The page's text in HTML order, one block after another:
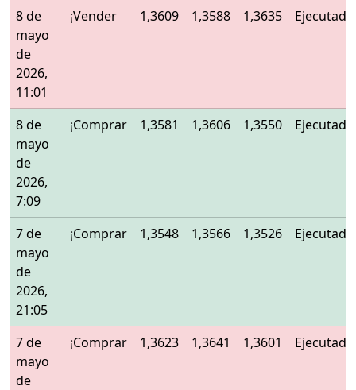
8 de
mayo
de
2026,
11:01
¡Vender 1,3609 1,3588 1,3635 Ejecutado
8 de
mayo
de
2026,
7:09
¡Comprar 1,3581 1,3606 1,3550 Ejecutado
7 de
mayo
de
2026,
21:05
¡Comprar 1,3548 1,3566 1,3526 Ejecutado
7 de
mayo
de
¡Comprar 1,3623 1,3641 1,3601 Ejecutado